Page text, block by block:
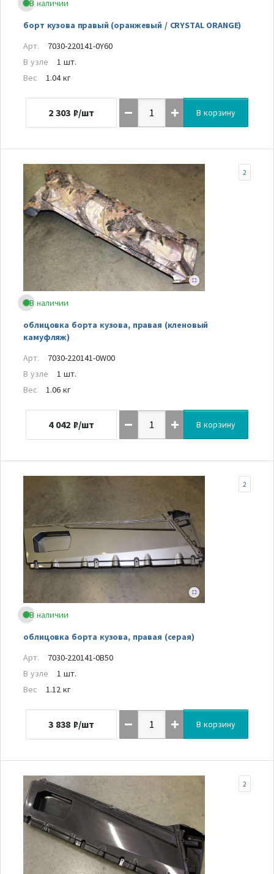
В наличии
борт кузова правый (оранжевый / CRYSTAL ORANGE)
Арт.
7030-220141-0Y60
В узле
1 шт.
Вес
1.04 кг
2 303 ₽/шт В корзину
В наличии
облицовка борта кузова, правая (кленовый
камуфляж)
2
Арт.
7030-220141-0W00
В узле
1 шт.
Вес
1.06 кг
4 042 ₽/шт В корзину
В наличии
облицовка борта кузова, правая (серая)
2
Арт.
7030-220141-0B50
В узле
1 шт.
Вес
1.12 кг
3 838 ₽/шт В корзину
2